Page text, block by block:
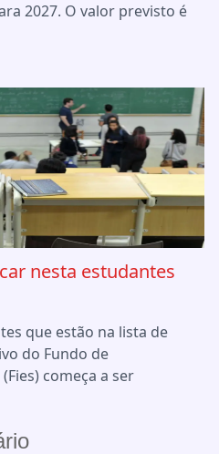
2027. O valor previsto é
nesta estudantes
que estão na lista de
do Fundo de
começa a ser